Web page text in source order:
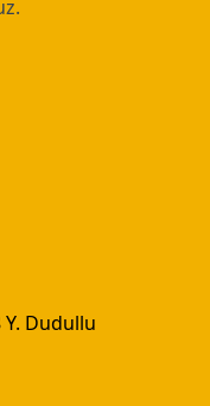
Y. Dudullu